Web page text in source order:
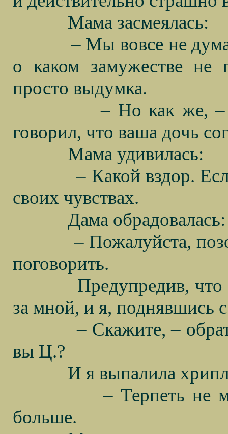
Мама засмеялась:
– Мы вовсе не
о каком замужестве
просто выдумка.
– Но как же, –
говорил, что ваша дочь
Мама удивилась:
– Какой вздор.
своих чувствах.
Дама обрадовалась:
– Пожалуйста,
поговорить.
Предупредив, что
за мной, и я, поднявшись
– Скажите, –
вы Ц.?
И я выпалила
– Терпеть не
больше.